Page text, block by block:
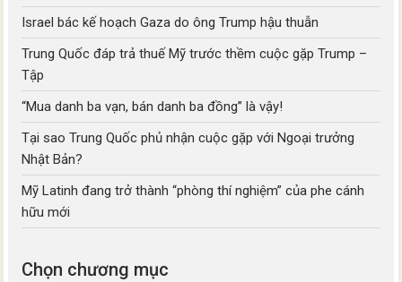
Israel bác kế hoạch Gaza do ông Trump hậu thuẫn
Trung Quốc đáp trả thuế Mỹ trước thềm cuộc gặp Trump –
Tập
“Mua danh ba vạn, bán danh ba đồng” là vậy!
Tại sao Trung Quốc phủ nhận cuộc gặp với Ngoại trưởng
Nhật Bản?
Mỹ Latinh đang trở thành “phòng thí nghiệm” của phe cánh
hữu mới
Chọn chương mục